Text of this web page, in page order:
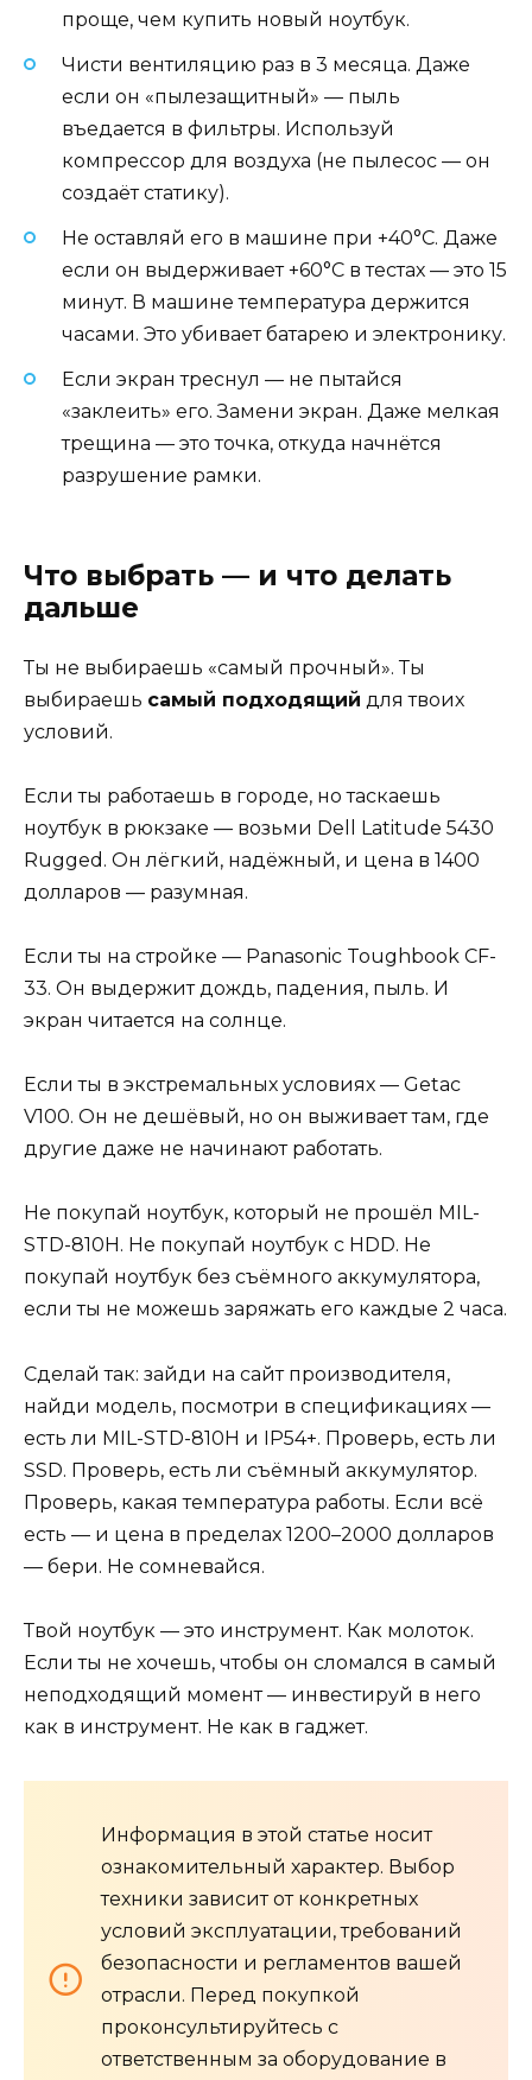
проще, чем купить новый ноутбук.
Чисти вентиляцию раз в 3 месяца. Даже
если он «пылезащитный» — пыль
въедается в фильтры. Используй
компрессор для воздуха (не пылесос — он
создаёт статику).
Не оставляй его в машине при +40°C. Даже
если он выдерживает +60°C в тестах — это 15
минут. В машине температура держится
часами. Это убивает батарею и электронику.
Если экран треснул — не пытайся
«заклеить» его. Замени экран. Даже мелкая
трещина — это точка, откуда начнётся
разрушение рамки.
Что выбрать — и что делать
дальше
Ты не выбираешь «самый прочный». Ты
выбираешь самый подходящий для твоих
условий.
Если ты работаешь в городе, но таскаешь
ноутбук в рюкзаке — возьми Dell Latitude 5430
Rugged. Он лёгкий, надёжный, и цена в 1400
долларов — разумная.
Если ты на стройке — Panasonic Toughbook CF-
33. Он выдержит дождь, падения, пыль. И
экран читается на солнце.
Если ты в экстремальных условиях — Getac
V100. Он не дешёвый, но он выживает там, где
другие даже не начинают работать.
Не покупай ноутбук, который не прошёл MIL-
STD-810H. Не покупай ноутбук с HDD. Не
покупай ноутбук без съёмного аккумулятора,
если ты не можешь заряжать его каждые 2 часа.
Сделай так: зайди на сайт производителя,
найди модель, посмотри в спецификациях —
есть ли MIL-STD-810H и IP54+. Проверь, есть ли
SSD. Проверь, есть ли съёмный аккумулятор.
Проверь, какая температура работы. Если всё
есть — и цена в пределах 1200–2000 долларов
— бери. Не сомневайся.
Твой ноутбук — это инструмент. Как молоток.
Если ты не хочешь, чтобы он сломался в самый
неподходящий момент — инвестируй в него
как в инструмент. Не как в гаджет.
Информация в этой статье носит
ознакомительный характер. Выбор
техники зависит от конкретных
условий эксплуатации, требований
безопасности и регламентов вашей
отрасли. Перед покупкой
проконсультируйтесь с
ответственным за оборудование в